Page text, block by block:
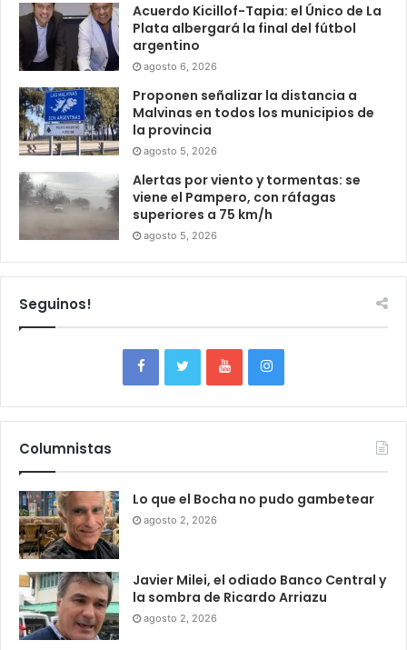
Acuerdo Kicillof-Tapia: el Único de La
Plata albergará la final del fútbol
argentino
agosto 6, 2026
Proponen señalizar la distancia a
Malvinas en todos los municipios de
la provincia
agosto 5, 2026
Alertas por viento y tormentas: se
viene el Pampero, con ráfagas
superiores a 75 km/h
agosto 5, 2026
Seguinos!
Columnistas
Lo que el Bocha no pudo gambetear
agosto 2, 2026
Javier Milei, el odiado Banco Central y
la sombra de Ricardo Arriazu
agosto 2, 2026